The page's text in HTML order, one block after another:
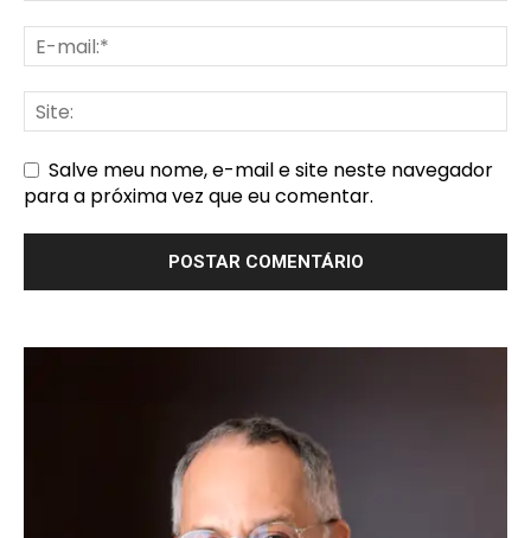
Salve meu nome, e-mail e site neste navegador
para a próxima vez que eu comentar.